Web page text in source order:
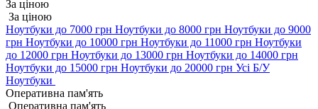
За ціною
За ціною
Ноутбуки до 7000 грн Ноутбуки до 8000 грн Ноутбуки до 9000
грн Ноутбуки до 10000 грн Ноутбуки до 11000 грн Ноутбуки
до 12000 грн Ноутбуки до 13000 грн Ноутбуки до 14000 грн
Ноутбуки до 15000 грн Ноутбуки до 20000 грн Усі Б/У
Ноутбуки
Оперативна пам'ять
Оперативна пам'ять